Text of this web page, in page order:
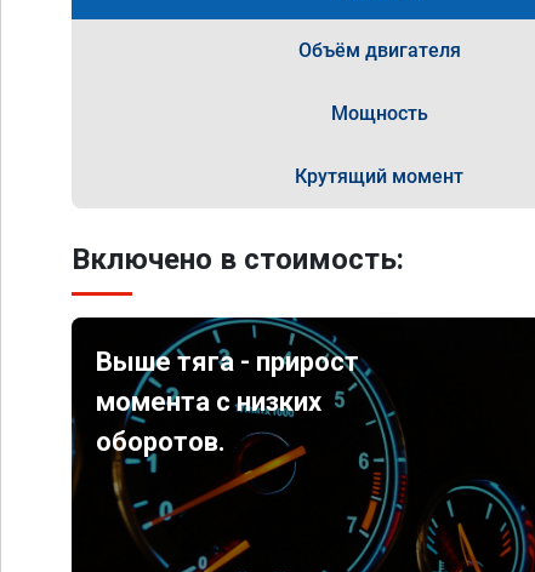
Объём двигателя
Мощность
Крутящий момент
Включено в стоимость:
Выше тяга - прирост
момента с низких
оборотов.